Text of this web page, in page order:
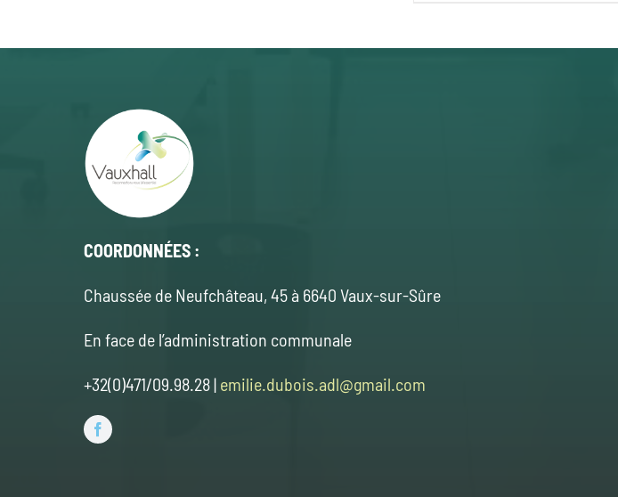
COORDONNÉES :
Chaussée de Neufchâteau, 45 à 6640 Vaux-sur-Sûre
En face de l’administration communale
+32(0)471/09.98.28 | emilie.dubois.adl@gmail.com